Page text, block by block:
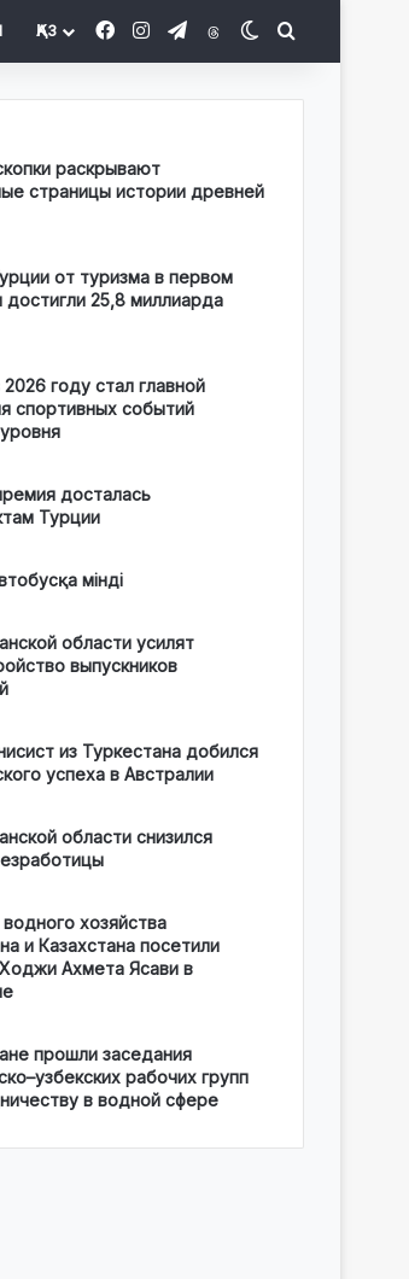
ҚАЗ FacebookInstagram
TelegramThreadsSwitch skin
раскрывают
страницы истории древней
от туризма в первом
достигли 25,8 миллиарда
году стал главной
спортивных событий
досталась
Турции
мінді
области усилят
выпускников
из Туркестана добился
успеха в Австралии
области снизился
хозяйства
и Казахстана посетили
Ахмета Ясави в
прошли заседания
рабочих групп
в водной сфере